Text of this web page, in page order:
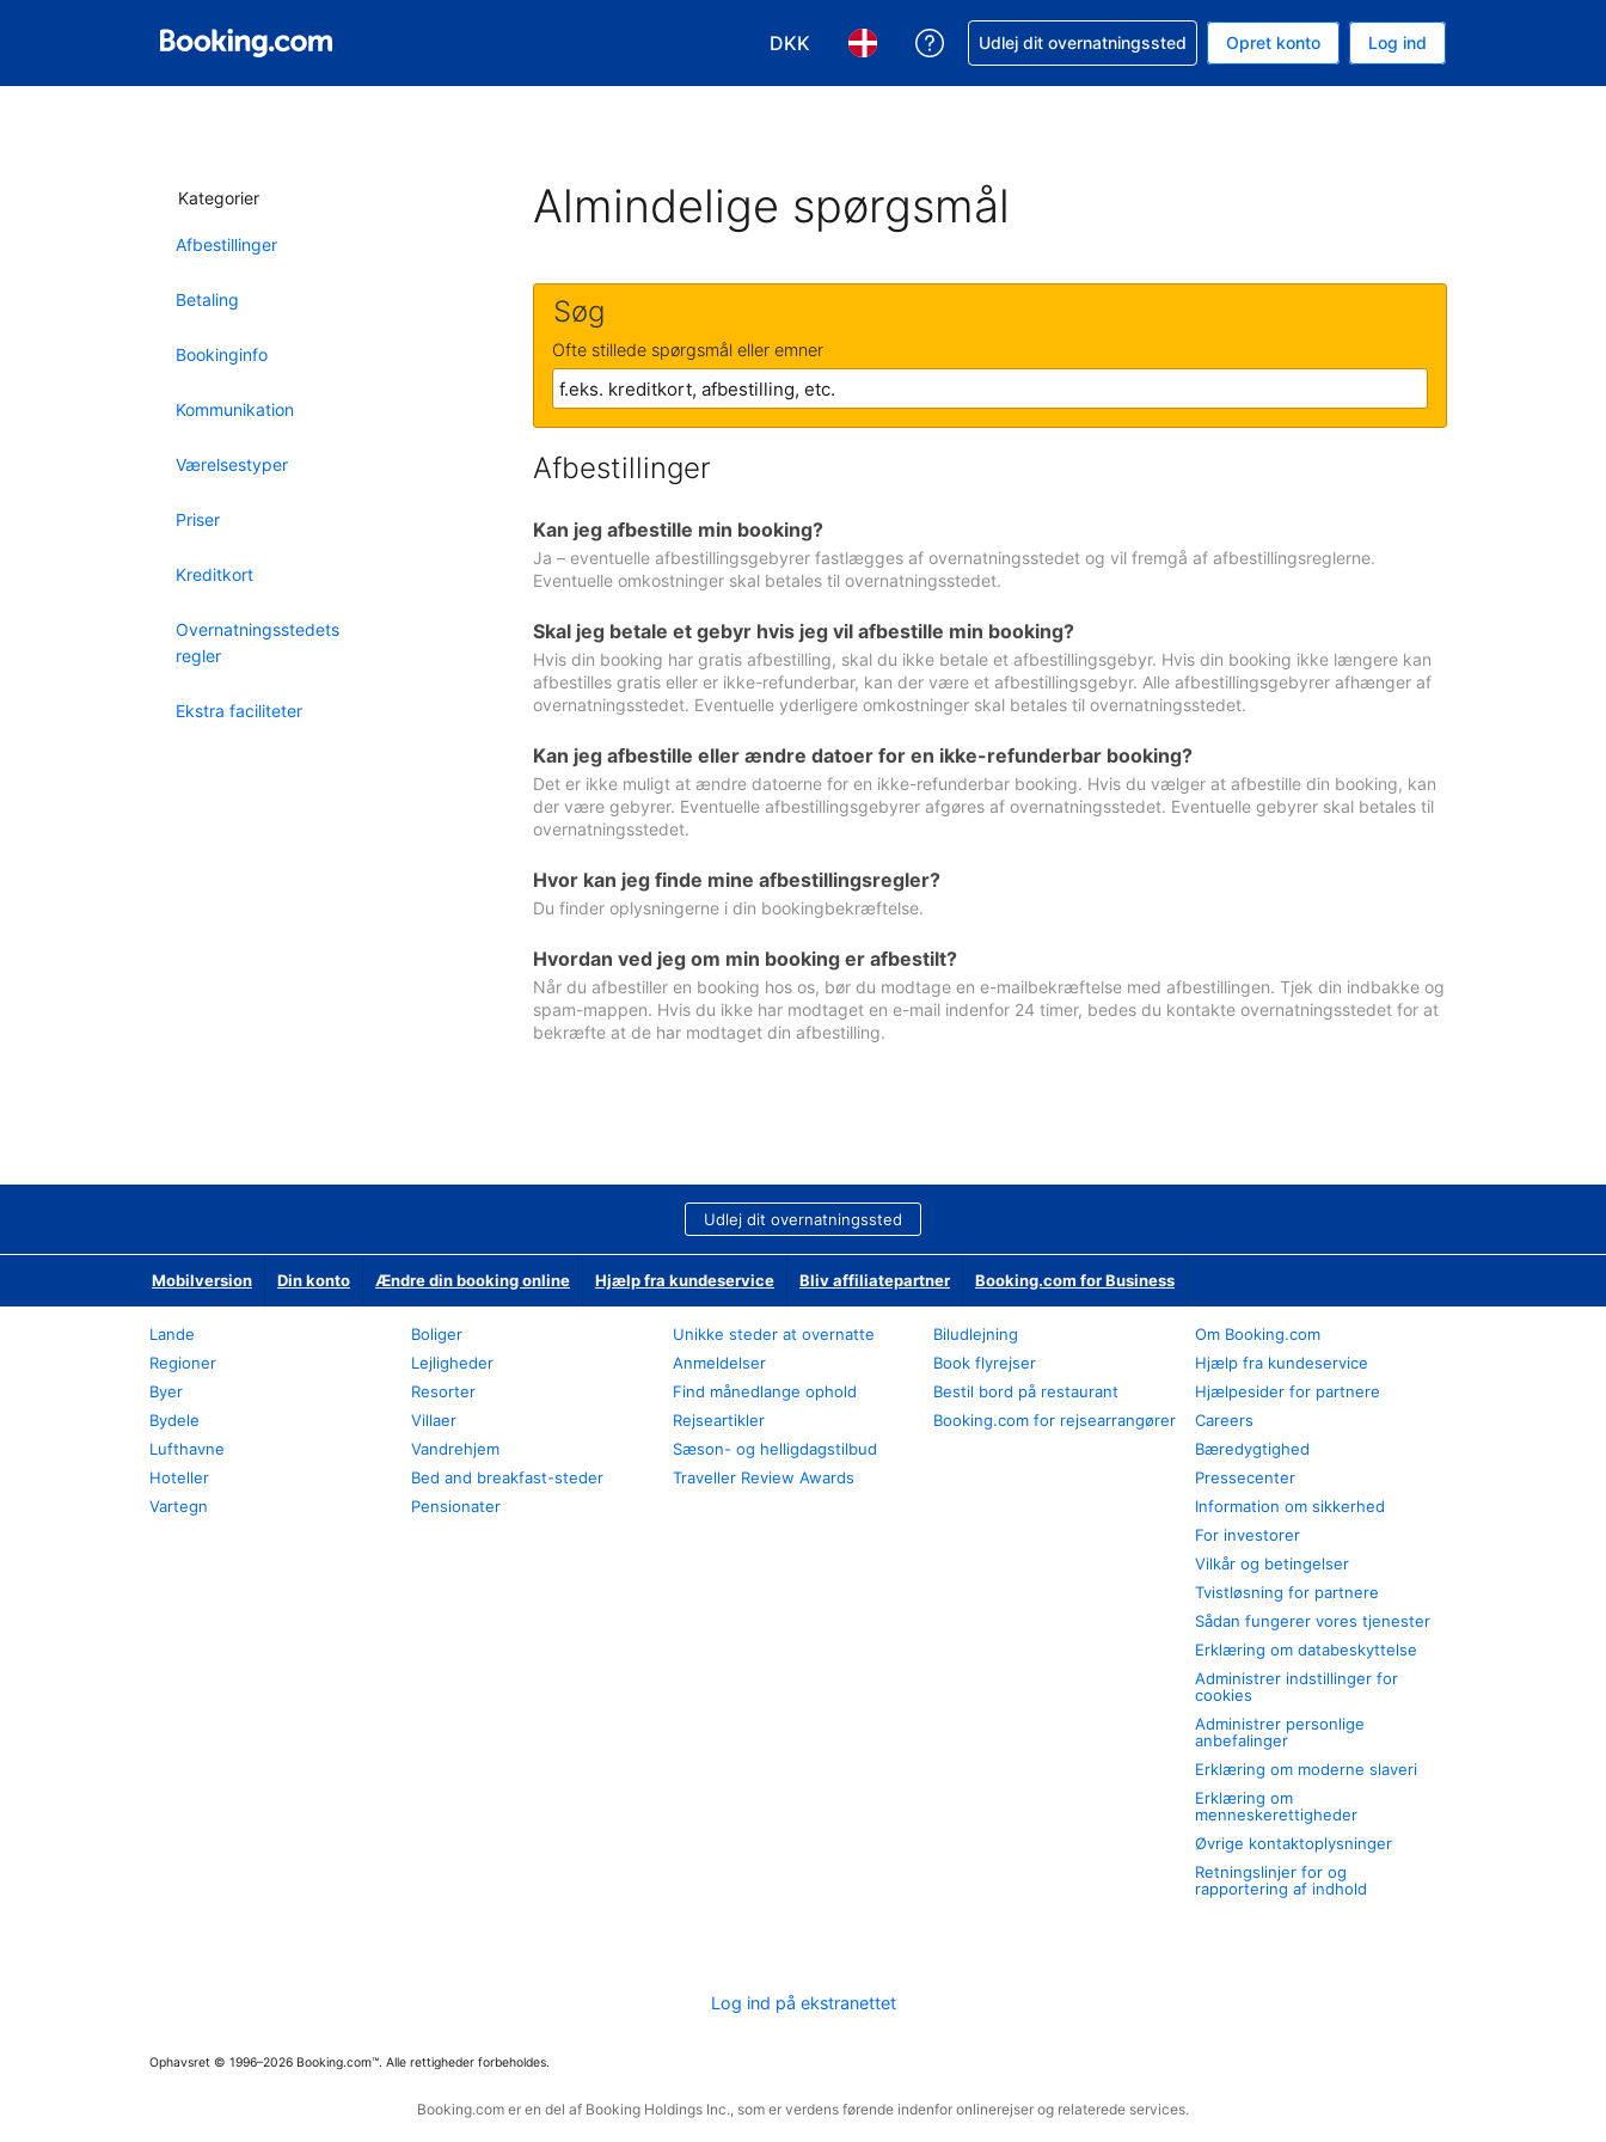
DKK
Vælg valuta. Din nuværende valuta er Danske kroner
Vælg sprog. Dit nuværende sprog er Dansk
Få hjælp til en booking
Udlej dit overnatningssted Opret konto Log ind
Kategorier
Afbestillinger
Betaling
Bookinginfo
Kommunikation
Værelsestyper
Priser
Kreditkort
Overnatningsstedets
regler
Ekstra faciliteter
Almindelige spørgsmål
Søg
Ofte stillede spørgsmål eller emner
Afbestillinger
Kan jeg afbestille min booking?
Ja – eventuelle afbestillingsgebyrer fastlægges af overnatningsstedet og vil fremgå af afbestillingsreglerne.
Eventuelle omkostninger skal betales til overnatningsstedet.
Skal jeg betale et gebyr hvis jeg vil afbestille min booking?
Hvis din booking har gratis afbestilling, skal du ikke betale et afbestillingsgebyr. Hvis din booking ikke længere kan
afbestilles gratis eller er ikke-refunderbar, kan der være et afbestillingsgebyr. Alle afbestillingsgebyrer afhænger af
overnatningsstedet. Eventuelle yderligere omkostninger skal betales til overnatningsstedet.
Kan jeg afbestille eller ændre datoer for en ikke-refunderbar booking?
Det er ikke muligt at ændre datoerne for en ikke-refunderbar booking. Hvis du vælger at afbestille din booking, kan
der være gebyrer. Eventuelle afbestillingsgebyrer afgøres af overnatningsstedet. Eventuelle gebyrer skal betales til
overnatningsstedet.
Hvor kan jeg finde mine afbestillingsregler?
Du finder oplysningerne i din bookingbekræftelse.
Hvordan ved jeg om min booking er afbestilt?
Når du afbestiller en booking hos os, bør du modtage en e-mailbekræftelse med afbestillingen. Tjek din indbakke og
spam-mappen. Hvis du ikke har modtaget en e-mail indenfor 24 timer, bedes du kontakte overnatningsstedet for at
bekræfte at de har modtaget din afbestilling.
Udlej dit overnatningssted
Mobilversion Din konto Ændre din booking online Hjælp fra kundeservice Bliv affiliatepartner Booking.com for Business
Lande
Regioner
Byer
Bydele
Lufthavne
Hoteller
Vartegn
Boliger
Lejligheder
Resorter
Villaer
Vandrehjem
Bed and breakfast-steder
Pensionater
Unikke steder at overnatte
Anmeldelser
Find månedlange ophold
Rejseartikler
Sæson- og helligdagstilbud
Traveller Review Awards
Biludlejning
Book flyrejser
Bestil bord på restaurant
Booking.com for rejsearrangører
Om Booking.com
Hjælp fra kundeservice
Hjælpesider for partnere
Careers
Bæredygtighed
Pressecenter
Information om sikkerhed
For investorer
Vilkår og betingelser
Tvistløsning for partnere
Sådan fungerer vores tjenester
Erklæring om databeskyttelse
Administrer indstillinger for
cookies
Administrer personlige
anbefalinger
Erklæring om moderne slaveri
Erklæring om
menneskerettigheder
Øvrige kontaktoplysninger
Retningslinjer for og
rapportering af indhold
Log ind på ekstranettet
Ophavsret © 1996–2026 Booking.com™. Alle rettigheder forbeholdes.
Booking.com er en del af Booking Holdings Inc., som er verdens førende indenfor onlinerejser og relaterede services.